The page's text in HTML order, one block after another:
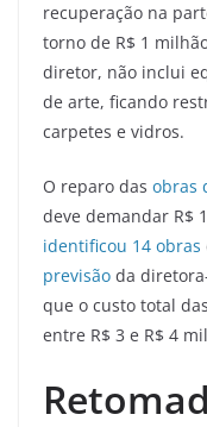
recuperação na
torno de R$ 1
diretor, não inclui
de arte, ficando
carpetes e vidros.
O reparo das obras
deve demandar R$
identificou 14 obras
previsão da
que o custo total
entre R$ 3 e R$ 4